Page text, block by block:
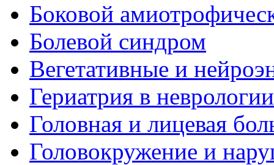
Боковой
Болевой синдром
Вегетативные и
Гериатрия в неврологии
Головная и лицевая
Головокружение и